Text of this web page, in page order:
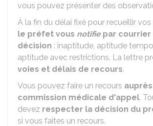
vous pouvez présenter des
À la fin du délai fixé pour recueillir
le préfet vous notifiepar courrier
décision : inaptitude, aptitude
aptitude avec restrictions. La lettre
voies et délais de recours.
Vous pouvez faire un recours
commission médicale d'appel.
devez respecter la décision du
si vous faites un recours.